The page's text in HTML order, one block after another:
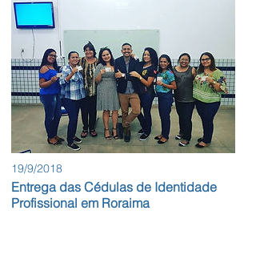
19/9/2018
Entrega das Cédulas de Identidade
Profissional em Roraima